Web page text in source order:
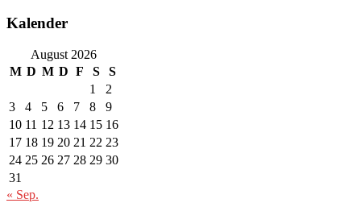
Kalender
August 2026
M D M D F S
S
1
2
3
4 5 6 7 8
9
10 11 12 13 14 15 16
17 18 19 20 21 22 23
24 25 26 27 28 29 30
31
« Sep.